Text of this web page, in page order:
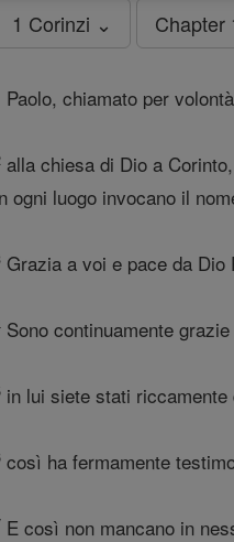
1 Corinzi ⌄ Chapter
Paolo, chiamato per
alla chiesa di Dio a
ogni luogo invocano il
Grazia a voi e pace da
Sono continuamente
in lui siete stati
così ha fermamente
E così non mancano in